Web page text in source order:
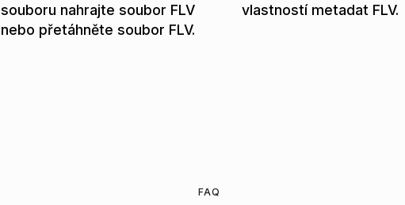
souboru nahrajte soubor FLV
nebo přetáhněte soubor FLV.
vlastností metadat FLV.
FAQ